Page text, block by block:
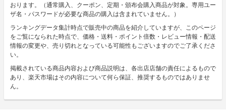
おります。（通常購入、クーポン、定期・頒布会購入商品が対象。専用ユー
ザ名・パスワードが必要な商品の購入は含まれていません。）
ランキングデータ集計時点で販売中の商品を紹介していますが、このページ
をご覧になられた時点で、価格・送料・ポイント倍数・レビュー情報・配送
情報の変更や、売り切れとなっている可能性もございますのでご了承くださ
い。
掲載されている商品内容および商品説明は、各出店店舗の責任によるもので
あり、楽天市場はその内容について何ら保証、推奨するものではありませ
ん。